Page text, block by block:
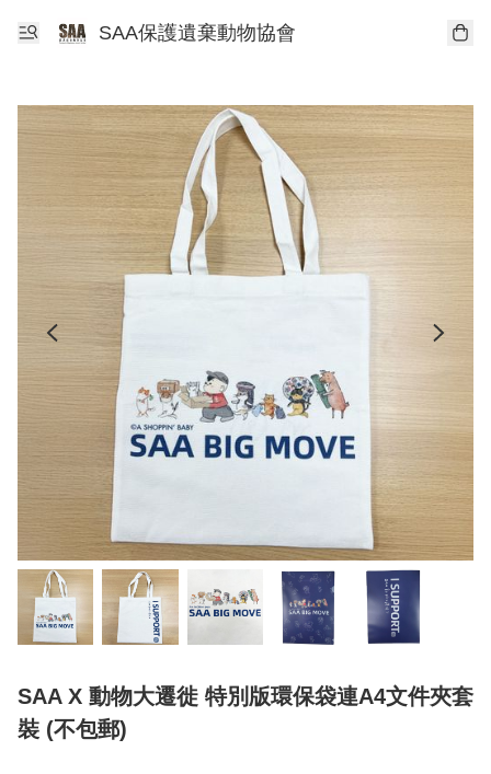
SAA保護遺棄動物協會
SAA X 動物大遷徙 特別版環保袋連A4文件夾套
裝 (不包郵)